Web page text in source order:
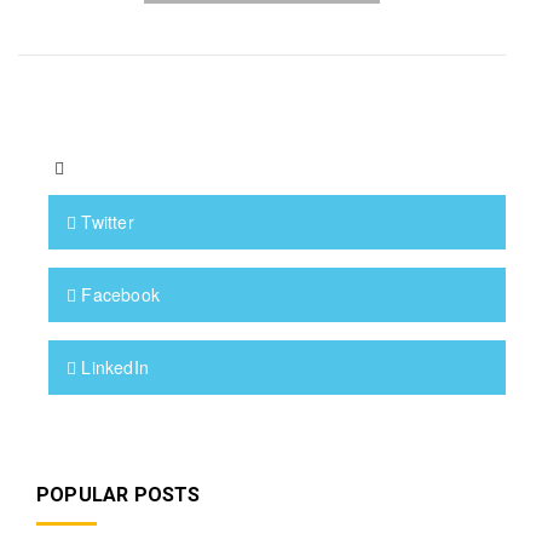
Twitter
Facebook
LinkedIn
POPULAR POSTS